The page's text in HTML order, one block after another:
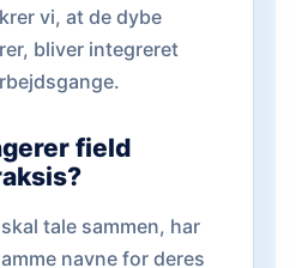
vi, at de dybe
bliver integreret
field
tale sammen, har
navne for deres